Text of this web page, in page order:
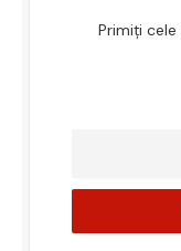
Primiți